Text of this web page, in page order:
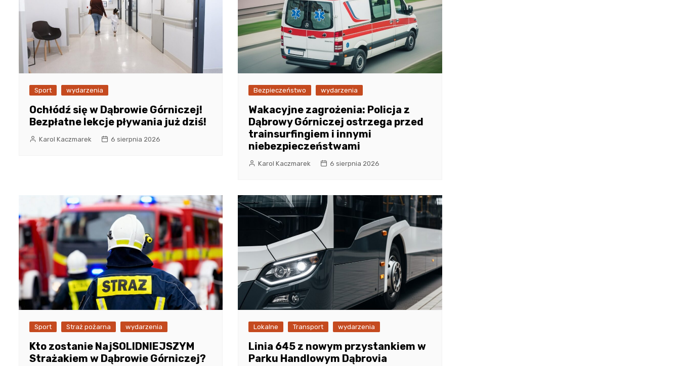
Sport wydarzenia
Ochłódź się w Dąbrowie Górniczej!
Bezpłatne lekcje pływania już dziś!
Karol Kaczmarek 6 sierpnia 2026
Bezpieczeństwo wydarzenia
Wakacyjne zagrożenia: Policja z
Dąbrowy Górniczej ostrzega przed
trainsurfingiem i innymi
niebezpieczeństwami
Karol Kaczmarek 6 sierpnia 2026
Sport Straż pożarna wydarzenia
Kto zostanie NajSOLIDNIEJSZYM
Strażakiem w Dąbrowie Górniczej?
Lokalne Transport wydarzenia
Linia 645 z nowym przystankiem w
Parku Handlowym Dąbrovia